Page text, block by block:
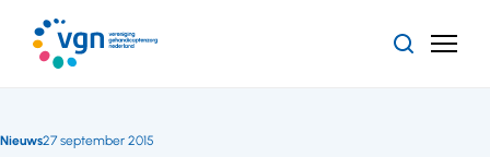
naar
hoofdinhoud
ZoekenMenu
Nieuws27 september 2015